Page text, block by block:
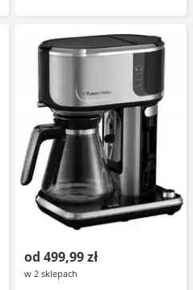
od 499,99 zł
w 2 sklepach